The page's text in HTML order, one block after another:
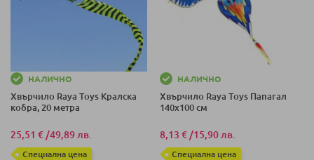
НАЛИЧНО
Хвърчило Raya Toys Кралска
кобра, 20 метра
25,51 €/49,89 лв.
Специална цена
НАЛИЧНО
Хвърчило Raya Toys Папагал
140х100 см
8,13 €/15,90 лв.
Специална цена